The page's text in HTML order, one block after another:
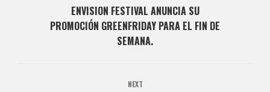
ENVISION FESTIVAL ANUNCIA SU
PROMOCIÓN GREENFRIDAY PARA EL FIN DE
SEMANA.
NEXT